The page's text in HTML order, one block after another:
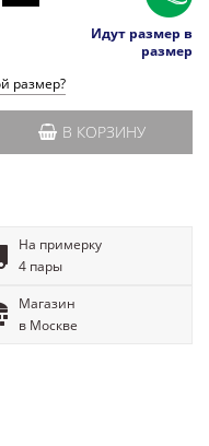
Идут размер в
размер
размер?
В КОРЗИНУ
На примерку
4 пары
Магазин
в Москве